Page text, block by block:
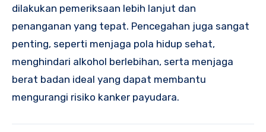
dilakukan pemeriksaan lebih lanjut dan
penanganan yang tepat. Pencegahan juga sangat
penting, seperti menjaga pola hidup sehat,
menghindari alkohol berlebihan, serta menjaga
berat badan ideal yang dapat membantu
mengurangi risiko kanker payudara.